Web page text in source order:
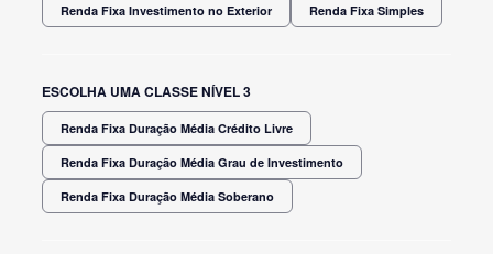
Renda Fixa Investimento no Exterior Renda Fixa Simples
ESCOLHA UMA CLASSE NÍVEL 3
Renda Fixa Duração Média Crédito Livre
Renda Fixa Duração Média Grau de Investimento
Renda Fixa Duração Média Soberano